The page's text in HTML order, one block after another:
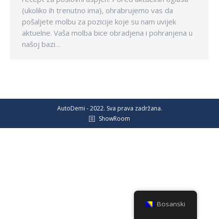
(ukoliko ih trenutno ima), ohrabrujemo vas da
pošaljete molbu za pozicije koje su nam uvijek
aktuelne. Vaša molba bice obradjena i pohranjena u
našoj bazi…
AutoDemi - 2022. Sva prava zadržana.
ShowRoom
Bosanski